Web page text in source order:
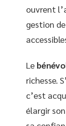
ouvrent
gestion
Le
richesse.
c’est
élargir